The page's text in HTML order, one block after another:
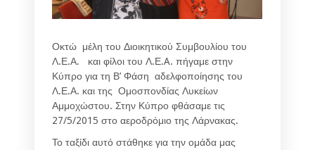
Οκτώ μέλη του Διοικητικού Συμβουλίου του
Λ.Ε.Α. και φίλοι του Λ.Ε.A. πήγαμε στην
Κύπρο για τη Β’ Φάση αδελφοποίησης του
Λ.Ε.Α. και της Ομοσπονδίας Λυκείων
Αμμοχώστου. Στην Κύπρο φθάσαμε τις
27/5/2015 στο αεροδρόμιο της Λάρνακας.
Το ταξίδι αυτό στάθηκε για την ομάδα μας